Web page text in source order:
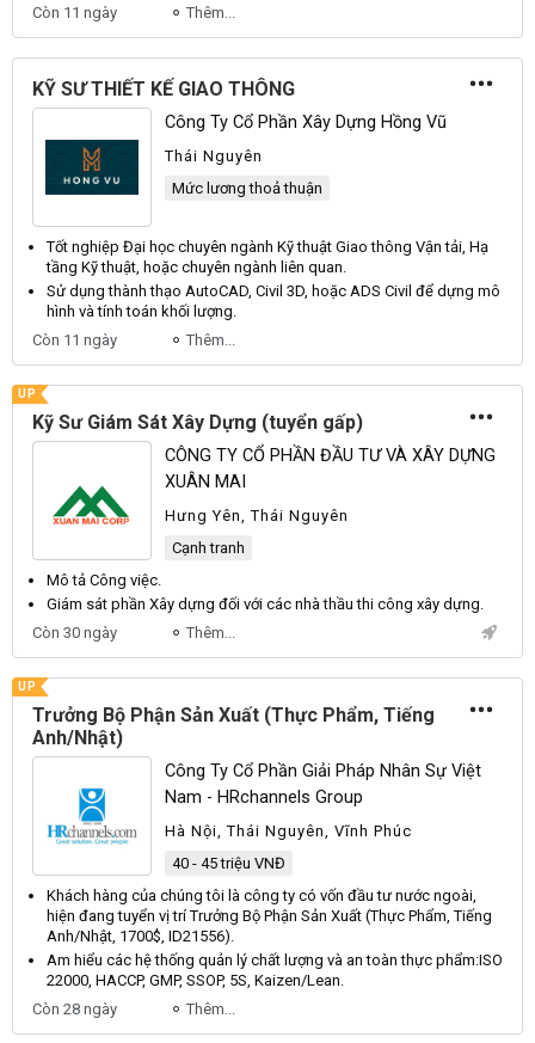
Còn 11 ngày Thêm...
KỸ SƯ THIẾT KẾ GIAO THÔNG
Công Ty Cổ Phần Xây Dựng Hồng Vũ
Thái Nguyên
Mức lương thoả thuận
Tốt nghiệp Đại học chuyên ngành Kỹthuật Giao thông Vận tải, Hạ
tầng Kỹthuật, hoặc chuyên ngành liên quan.
Sử dụng thành thạo AutoCAD, Civil 3D, hoặc ADS Civil để dựng mô
hình và tính toán khối lượng.
Còn 11 ngày
Thêm...
UP
Kỹ Sư Giám Sát Xây Dựng (tuyển gấp)
CÔNG TY CỔ PHẦN ĐẦU TƯ VÀ XÂY DỰNG
XUÂN MAI
Hưng Yên, Thái Nguyên
Cạnh tranh
Mô tả Công việc.
Giám sát phần Xây dựng đối với các nhà thầu thi công xây dựng.
Còn 30 ngày
Thêm...
UP
Trưởng Bộ Phận Sản Xuất (Thực Phẩm, Tiếng
Anh/Nhật)
Công Ty Cổ Phần Giải Pháp Nhân Sự Việt
Nam - HRchannels Group
Hà Nội, Thái Nguyên, Vĩnh Phúc
40 - 45 triệu VNĐ
Khách hàng của chúng tôi là công ty có vốn đầu tư nước ngoài,
hiện đang tuyển vị tríTrưởng Bộ Phận Sản Xuất (Thực Phẩm,Tiếng
Anh/Nhật, 1700$, ID21556).
Am hiểu các hệ thống quản lý chất lượng và an toàn thực phẩm:ISO
22000, HACCP, GMP, SSOP, 5S, Kaizen/Lean.
Còn 28 ngày
Thêm...